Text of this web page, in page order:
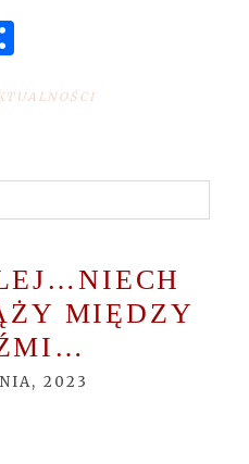
Share
*
MIĘDZY
2023